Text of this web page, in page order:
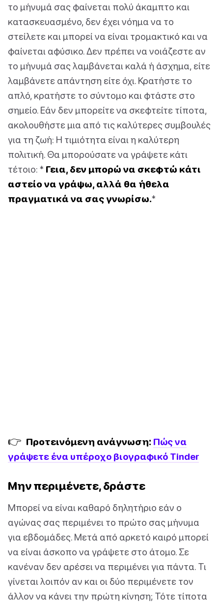
το μήνυμά σας φαίνεται πολύ άκαμπτο και
κατασκευασμένο, δεν έχει νόημα να το
στείλετε και μπορεί να είναι τρομακτικό και να
φαίνεται αφύσικο. Δεν πρέπει να νοιάζεστε αν
το μήνυμά σας λαμβάνεται καλά ή άσχημα, είτε
λαμβάνετε απάντηση είτε όχι. Κρατήστε το
απλό, κρατήστε το σύντομο και φτάστε στο
σημείο. Εάν δεν μπορείτε να σκεφτείτε τίποτα,
ακολουθήστε μια από τις καλύτερες συμβουλές
για τη ζωή: Η τιμιότητα είναι η καλύτερη
πολιτική. Θα μπορούσατε να γράψετε κάτι
τέτοιο: * Γεια, δεν μπορώ να σκεφτώ κάτι
αστείο να γράψω, αλλά θα ήθελα
πραγματικά να σας γνωρίσω.*
👉 Προτεινόμενη ανάγνωση: Πώς να
γράψετε ένα υπέροχο βιογραφικό Tinder
Μην περιμένετε, δράστε
Μπορεί να είναι καθαρό δηλητήριο εάν ο
αγώνας σας περιμένει το πρώτο σας μήνυμα
για εβδομάδες. Μετά από αρκετό καιρό μπορεί
να είναι άσκοπο να γράψετε στο άτομο. Σε
κανέναν δεν αρέσει να περιμένει για πάντα. Τι
γίνεται λοιπόν αν και οι δύο περιμένετε τον
άλλον να κάνει την πρώτη κίνηση; Τότε τίποτα